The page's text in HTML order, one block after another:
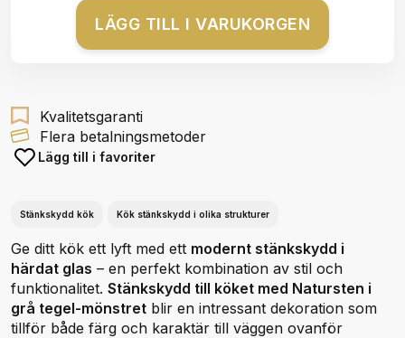
LÄGG TILL I VARUKORGEN
Kvalitetsgaranti
Flera betalningsmetoder
Lägg till i favoriter
Stänkskydd kök Kök stänkskydd i olika strukturer
Ge ditt kök ett lyft med ett modernt stänkskydd i
härdat glas – en perfekt kombination av stil och
funktionalitet. Stänkskydd till köket med Natursten i
grå tegel-mönstret blir en intressant dekoration som
tillför både färg och karaktär till väggen ovanför